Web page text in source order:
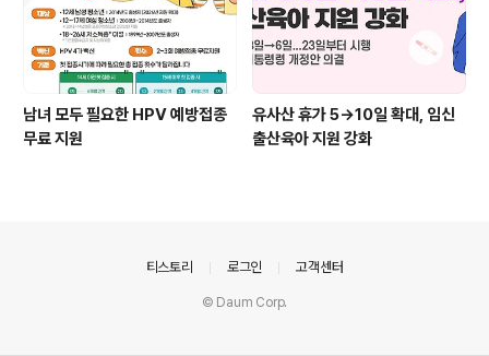
남녀 모두 필요한 HPV 예방접종
무료 지원
유사산 휴가 5→10일 확대, 임신
출산육아 지원 강화
티스토리 로그인 고객센터
© Daum Corp.